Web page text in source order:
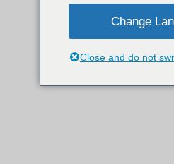
Change
Close and do not